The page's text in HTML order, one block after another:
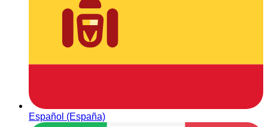
Español (España)